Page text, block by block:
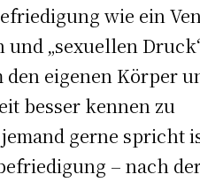
wie ein
„sexuellen
den eigenen Körper
besser kennen zu
gerne spricht
– nach